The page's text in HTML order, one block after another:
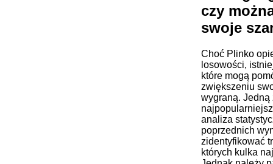
czy
swoje
Choć Plinko
losowości,
które mogą
zwiększeniu
wygraną. Jedną
analiza
poprzednich
zidentyfikować
których kulka